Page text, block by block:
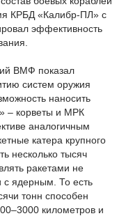
КРБД «Калибр-ПЛ» с
эффективность
ВМФ показал
систем оружия
наносить
– корветы и МРК
аналогичным
катера крупного
несколько тысяч
ракетами не
ядерным. То есть
тонн способен
километров и